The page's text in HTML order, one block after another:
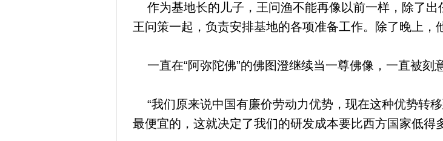
作为基地长的儿子，王问渔不能再像以前一样，除了出
王问策一起，负责安排基地的各项准备工作。除了晚上，
一直在“阿弥陀佛”的佛图澄继续当一尊佛像，一直被刻
“我们原来说中国有廉价劳动力优势，现在这种优势转
最便宜的，这就决定了我们的研发成本要比西方国家低得